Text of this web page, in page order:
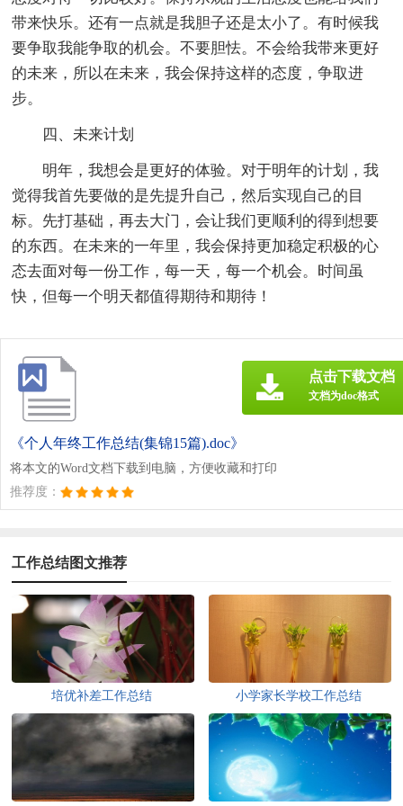
带来快乐。还有一点就是我胆子还是太小了。有时候我
要争取我能争取的机会。不要胆怯。不会给我带来更好
的未来，所以在未来，我会保持这样的态度，争取进
步。
四、未来计划
明年，我想会是更好的体验。对于明年的计划，我
觉得我首先要做的是先提升自己，然后实现自己的目
标。先打基础，再去大门，会让我们更顺利的得到想要
的东西。在未来的一年里，我会保持更加稳定积极的心
态去面对每一份工作，每一天，每一个机会。时间虽
快，但每一个明天都值得期待和期待！
《个人年终工作总结(集锦15篇).doc》
将本文的Word文档下载到电脑，方便收藏和打印
推荐度：
点击下载文档
文档为doc格式
工作总结图文推荐
培优补差工作总结 小学家长学校工作总结